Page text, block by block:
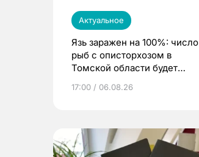
Актуальное
Язь заражен на 100%: число
рыб с описторхозом в
Томской области будет
17:00 / 06.08.26